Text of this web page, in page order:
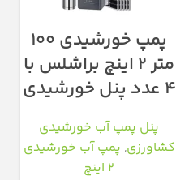
پمپ خورشیدی ۱۰۰
متر ۲ اینچ براشلس با
۴ عدد پنل خورشیدی
پنل پمپ آب خورشیدی
کشاورزی, پمپ آب خورشیدی
2 اینچ